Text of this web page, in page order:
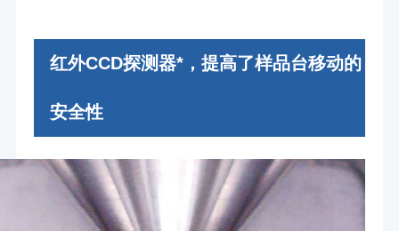
红外CCD探测器*，提高了样品台移动的
安全性